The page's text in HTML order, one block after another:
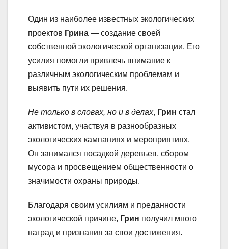
Один из наиболее известных экологических
проектов Грина — создание своей
собственной экологической организации. Его
усилия помогли привлечь внимание к
различным экологическим проблемам и
выявить пути их решения.
Не только в словах, но и в делах, Грин стал
активистом, участвуя в разнообразных
экологических кампаниях и мероприятиях.
Он занимался посадкой деревьев, сбором
мусора и просвещением общественности о
значимости охраны природы.
Благодаря своим усилиям и преданности
экологической причине, Грин получил много
наград и признания за свои достижения.